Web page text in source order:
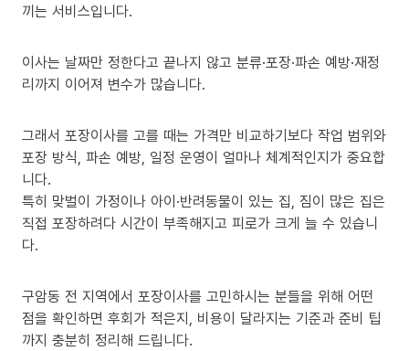
끼는 서비스입니다.
이사는 날짜만 정한다고 끝나지 않고 분류·포장·파손 예방·재정
리까지 이어져 변수가 많습니다.
그래서 포장이사를 고를 때는 가격만 비교하기보다 작업 범위와
포장 방식, 파손 예방, 일정 운영이 얼마나 체계적인지가 중요합
니다.
특히 맞벌이 가정이나 아이·반려동물이 있는 집, 짐이 많은 집은
직접 포장하려다 시간이 부족해지고 피로가 크게 늘 수 있습니
다.
구암동 전 지역에서 포장이사를 고민하시는 분들을 위해 어떤
점을 확인하면 후회가 적은지, 비용이 달라지는 기준과 준비 팁
까지 충분히 정리해 드립니다.